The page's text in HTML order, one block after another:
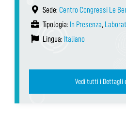
Sede: Centro Congressi Le
Tipologia: In Presenza,
Lingua: Italiano
Vedi tutti i Dettagli